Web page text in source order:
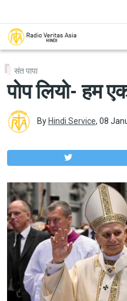
संत पापा
पोप लियो- हम
By Hindi Service, 08